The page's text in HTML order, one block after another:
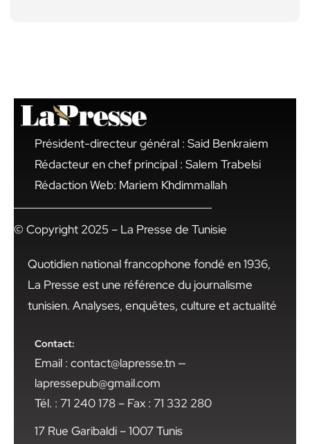
Président-directeur général : Said Benkraiem
Rédacteur en chef principal : Salem Trabelsi
Rédaction Web: Mariem Khdimmallah
© Copyright 2025 – La Presse de Tunisie
Quotidien national francophone fondé en 1936,
La Presse est une référence du journalisme
tunisien. Analyses, enquêtes, culture et actualité
Contact:
Email : contact@lapresse.tn —
lapressepub@gmail.com
Tél. : 71 240 178 – Fax : 71 332 280
17 Rue Garibaldi – 1007 Tunis